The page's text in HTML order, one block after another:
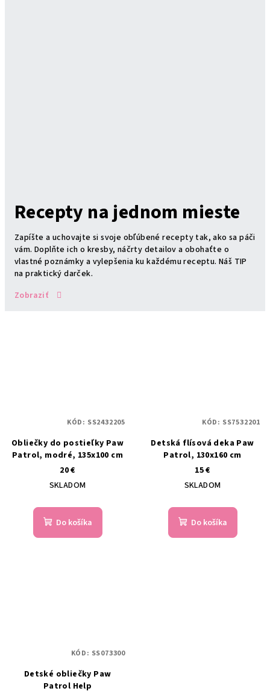
Recepty na jednom mieste
Zapíšte a uchovajte si svoje obľúbené recepty tak, ako sa páči
vám. Doplňte ich o kresby, náčrty detailov a obohaťte o
vlastné poznámky a vylepšenia ku každému receptu. Náš TIP
na praktický darček.
Zobraziť
Obliečky do postieľky Paw
Patrol, modré, 135x100 cm
20 €
SKLADOM
Do košíka
KÓD: SS2432205
Detská flísová deka Paw
Patrol, 130x160 cm
15 €
SKLADOM
Do košíka
KÓD: SS7532201
Detské obliečky Paw
Patrol Help
KÓD: SS073300